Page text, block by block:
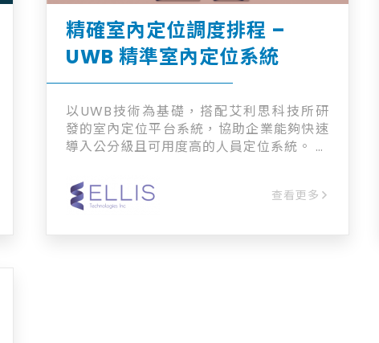
精確室內定位調度排程 –
UWB 精準室內定位系統
以UWB技術為基礎，搭配艾利思科技所研
發的室內定位平台系統，協助企業能夠快速
導入公分級且可用度高的人員定位系統。 艾
位功能 2. 歷史管理功能 3. 人員資產綁定功
能 4. 警報管理功能 5. 訊息推播功能 6. 點
查看更多